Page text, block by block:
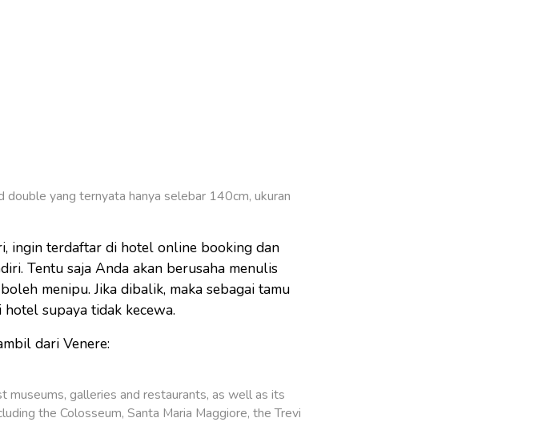
double yang ternyata hanya selebar 140cm, ukuran
ingin terdaftar di hotel online booking dan
Tentu saja Anda akan berusaha menulis
menipu. Jika dibalik, maka sebagai tamu
supaya tidak kecewa.
dari Venere:
galleries and restaurants, as well as its
the Colosseum, Santa Maria Maggiore, the Trevi